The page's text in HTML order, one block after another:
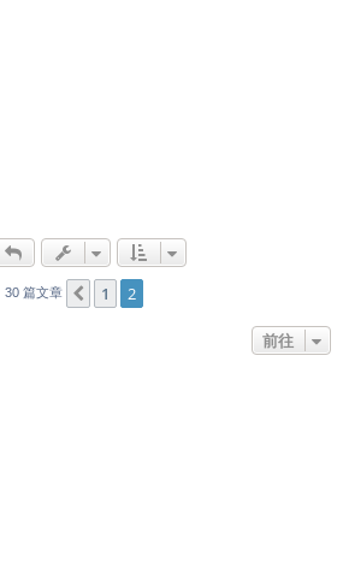
30 篇文章 上一頁
1 2
前往